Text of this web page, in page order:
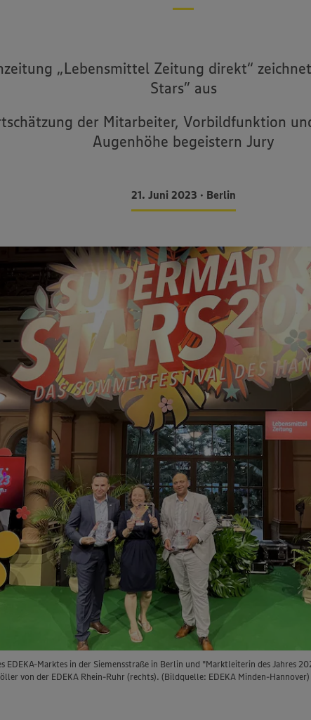
„Lebensmittel Zeitung direkt“
Stars” aus
der Mitarbeiter, Vorbildfunktion
Augenhöhe begeistern Jury
21. Juni 2023 • Berlin
EDEKA-Marktes in der Siemensstraße in Berlin und "Marktleiterin des Jahres
von der EDEKA Rhein-Ruhr (rechts). (Bildquelle: EDEKA Minden-Hannover)